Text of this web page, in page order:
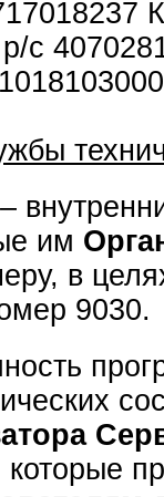
р/с
–
им
в
9030.
которые